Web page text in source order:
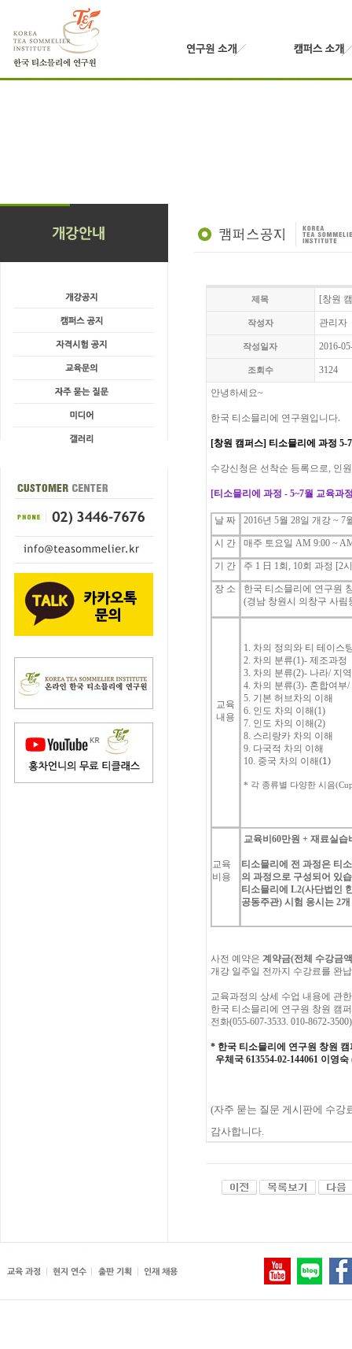
제목 [창원
작성자 관리자
작성일자 2016-
조회수 3124
안녕하세요~
한국 티소믈리에 연구원입니다.
[창원 캠퍼스] 티소믈리에 과정 5-
수강신청은 선착순 등록으로, 인원
[티소믈리에 과정 - 5~7월 교육과
날 짜 2016년 5월 28일 개강 ~ 7
시 간 매주 토요일 AM 9:00 ~
기 간 주 1 日 1회, 10회 과정 [2
장 소
한국 티소믈리에 연구원
(경남 창원시 의창구 사림
교육
내용
1. 차의 정의와 티 테이스
2. 차의 분류(1)-제조과정
3. 차의 분류(2)- 나라/ 지역
4. 차의 분류(3)- 혼합여부/
5. 기본 허브차의 이해
6. 인도 차의 이해(1)
7. 인도 차의 이해(2)
8. 스리랑카 차의 이해
9. 다국적 차의 이해
10. 중국 차의 이해(1)
* 각 종류별 다양한 시음
교육
비용
교육비60만원 +재료실습
티소믈리에 전 과정은 티
의 과정으로 구성되어 있
티소믈리에 L2(사단법인
공동주관)시험 응시는 2개
사전 예약은 계약금(전체 수강금
개강 일주일 전까지 수강료를 완
교육과정의 상세 수업 내용에 관한
한국 티소믈리에 연구원 창원 캠
전화(055-607-3533. 010-8672-3500)
* 한국 티소믈리에 연구원 창원 캠
우체국 613554-02-144061 이영
(자주 묻는 질문 게시판에 수강
감사합니다.